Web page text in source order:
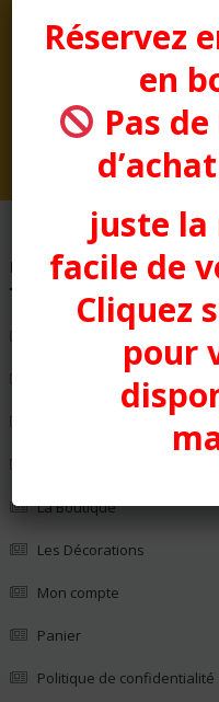
TUBE 100 BRACELETS
BLANC
15,50€
Pages
Bienvenue chez Aussitôt
Condition générale de Vente
La Boutique
Les Décorations
Mon compte
Panier
Politique de confidentialité
Réservez
en
Pas
juste la
facile de
Cliquez
pour